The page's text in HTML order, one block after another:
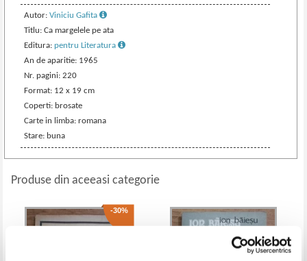
Autor:Viniciu Gafita
Titlu: Ca margelele pe ata
Editura: pentru Literatura
An de aparitie: 1965
Nr. pagini: 220
Format: 12 x 19 cm
Coperti: brosate
Carte in limba: romana
Stare: buna
Produse din aceeasi categorie
-30%